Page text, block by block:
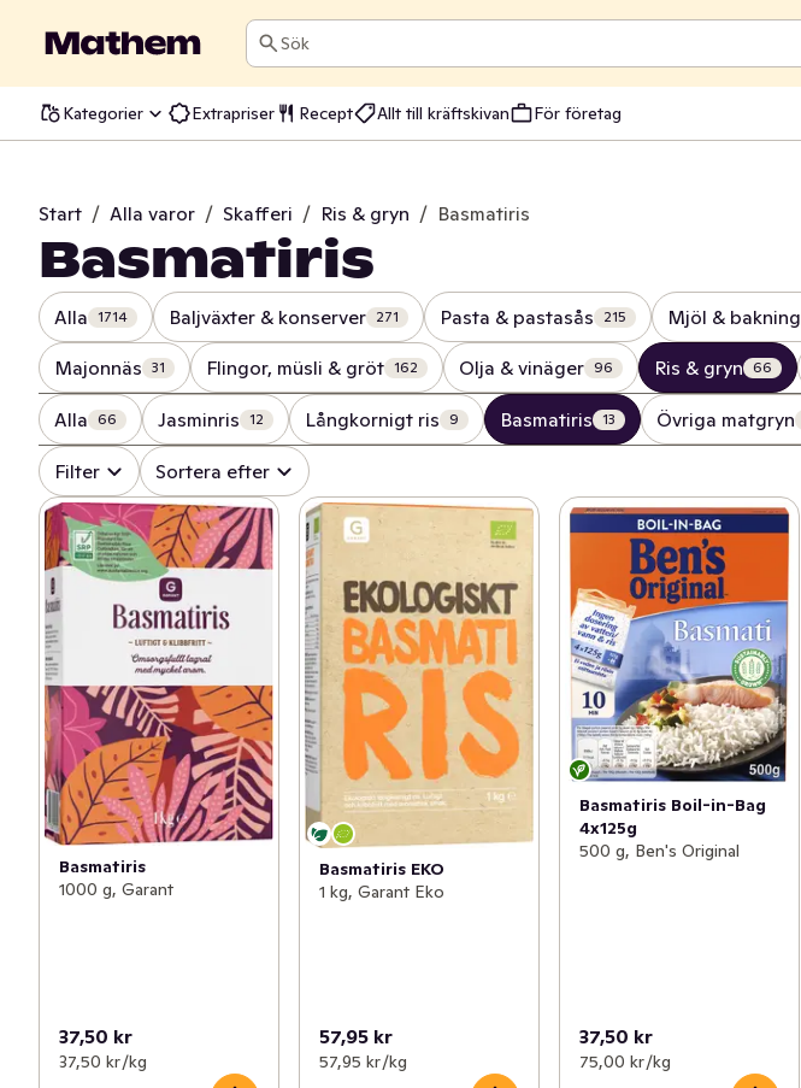
Sök
Kategorier Extrapriser Recept Allt till kräftskivan För företag
Start / Alla varor / Skafferi / Ris & gryn / Basmatiris
Basmatiris
Alla 1714 Baljväxter & konserver 271 Pasta & pastasås 215 Mjöl & bakning
Majonnäs 31 Flingor, müsli & gröt 162 Olja & vinäger 96 Ris & gryn 66
Alla 66 Jasminris 12 Långkornigt ris 9 Basmatiris 13 Övriga matgryn
Filter Sortera efter
Basmatiris
1000 g, Garant
37,50 kr
37,50 kr /kg
Basmatiris EKO
1 kg, Garant Eko
57,95 kr
57,95 kr /kg
Basmatiris Boil-in-Bag
4x125g
500 g, Ben's Original
37,50 kr
75,00 kr /kg